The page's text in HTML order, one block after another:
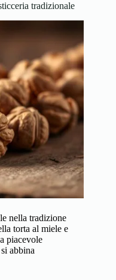
tradizionale
nella tradizione
torta al miele e
piacevole
abbina